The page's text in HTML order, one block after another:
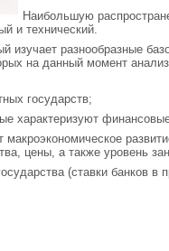
Наибольшую
и технический.
изучает разнообразные
на данный момент
государств;
характеризуют
макроэкономическое
цены, а также уровень
(ставки банков в